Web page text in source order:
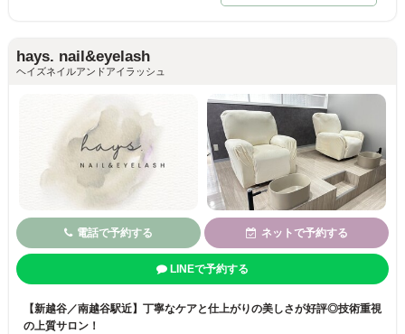
hays. nail&eyelash
ヘイズネイルアンドアイラッシュ
電話で予約する ネットで予約する
LINEで予約する
【新越谷／南越谷駅近】丁寧なケアと仕上がりの美しさが好評◎技術重視
の上質サロン！